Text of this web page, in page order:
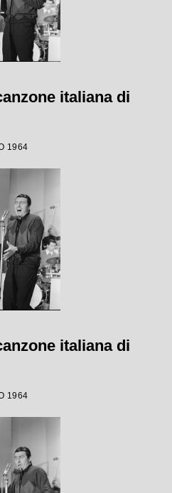
italiana di
1964
italiana di
1964